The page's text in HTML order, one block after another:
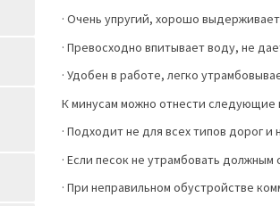
· Очень упругий, хорошо
· Превосходно впитывает воду, не
· Удобен в работе, легко
К минусам можно отнести следующие
· Подходит не для всех типов дорог и
· Если песок не утрамбовать
· При неправильном обустройстве